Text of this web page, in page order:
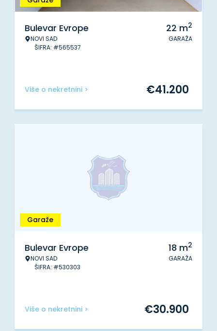
Bulevar Evrope
NOVI SAD
ŠIFRA: #565537
22 m2
GARAŽA
Više o nekretnini > €41.200
Garaže
Bulevar Evrope
NOVI SAD
ŠIFRA: #530303
18 m2
GARAŽA
Više o nekretnini > €30.900